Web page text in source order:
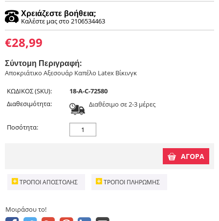
Χρειάζεστε βοήθεια;
Καλέστε μας στο 2106534463
€28,99
Σύντομη Περιγραφή:
Αποκριάτικο Αξεσουάρ Καπέλο Latex Βίκινγκ
ΚΩΔΙΚΟΣ (SKU):
18-A-C-72580
Διαθεσιμότητα:
Διαθέσιμο σε 2-3 μέρες
Ποσότητα:
ΑΓΟΡΑ
ΤΡΌΠΟΙ ΑΠΟΣΤΟΛΉΣ ΤΡΌΠΟΙ ΠΛΗΡΩΜΉΣ
Μοιράσου το!